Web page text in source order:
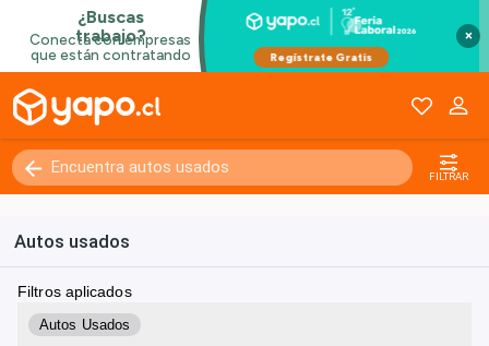
×
FILTRAR
Autos usados
Filtros aplicados
Autos Usados